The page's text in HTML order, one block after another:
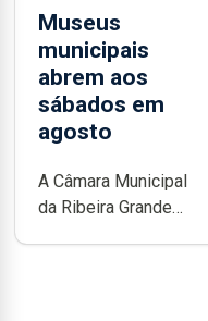
Museus
municipais
abrem aos
sábados em
agosto
A Câmara Municipal
da Ribeira Grande